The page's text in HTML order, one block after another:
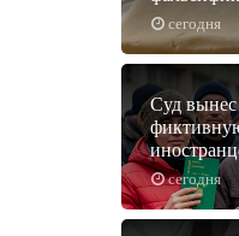
сегодня
сегодня
Суд вынес